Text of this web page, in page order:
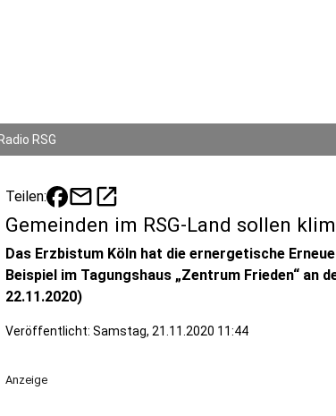
Radio RSG
Teilen: mailopen_in_new
Gemeinden im RSG-Land sollen
Das Erzbistum Köln hat die ernergetische
Beispiel im Tagungshaus „Zentrum Frieden“ an
22.11.2020)
Veröffentlicht: Samstag, 21.11.2020 11:44
Anzeige